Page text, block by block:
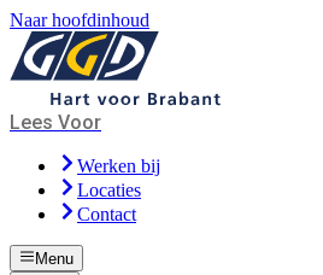
Naar hoofdinhoud
Lees Voor
Werken bij
Locaties
Contact
Menu